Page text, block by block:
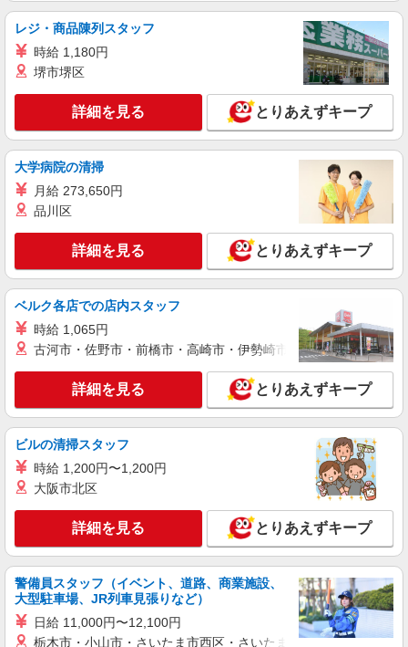
分） ※6回目以降は1回6,000円支給 ▼下記別途支
給 通勤手当 年末年始手当：380円/時 寸志あり：
年2回（6月・12月） ※業績による 特別報酬：平
均34.1万円（最高額135万円） ※2025年6月支給実
績 ※処遇改善手当は試用期間中(3ヶ月)は支給なし
埼玉県川口市南町2-8-29
キープ 詳細を見る
契約社員
川口元郷ショートステイそよ風：RO14910
ショートステイ 介護スタッフ
【月給】265,920円〜295,920円 ▼給与詳細 処
遇改善手当：35,920円 夜勤手当：30,000円（5回
給 通勤手当 年末年始手当：380円/時 寸志あり：
年2回（6月・12月） ※業績による 特別報酬：平
均34.1万円（最高額135万円） ※2025年6月支給実
績 ※処遇改善手当は試用期間中(3ヶ月)は支給なし
詳細を見る
契約社員
そよ風定期巡回 かわぐち：RO13602
【月給】295,800円〜310,240円 ▼給与詳細 処
遇改善手当：34,320円 ▼下記別途支給 通勤手当
夜勤手当:6,000円/回 年末年始手当：380円/時
※12/300時〜1/324時 昇給年1回（4月） 寸志あ
り：年2回（6月・12月） ※業績による 特別報
酬：平均11.6万円（最高額90万円） ※2025年6月
支給実績 ※処遇改善手当は試用期間中(3ヶ月)は支
埼玉県川口市南鳩ヶ谷3‐6‐4
キープ 詳細を見る
パート
川口元郷ショートステイそよ風：RO14754
【時給】1,470円〜 ▼給与詳細 処遇改善手
当：220円/時 夜勤手当:6,000円/回 ▼下記別途支給
通勤手当 年末年始手当：380円/時 寸志あり：年2
回（6月・12月） ※業績による ※処遇改善手当は
試用期間中(3ヶ月)は支給なし
埼玉県川口市元郷4丁目8-22
キープ 詳細を見る
レジ・商品陳列スタッフ
時給 1,180円
堺市堺区
詳細を見る とりあえずキープ
大学病院の清掃
月給 273,650円
品川区
詳細を見る とりあえずキープ
ベルク各店での店内スタッフ
時給 1,065円
古河市・佐野市・前橋市・高崎市・伊勢崎市・太田市・館林市
詳細を見る とりあえずキープ
ビルの清掃スタッフ
時給 1,200円〜1,200円
大阪市北区
詳細を見る とりあえずキープ
警備員スタッフ（イベント、道路、商業施設、
大型駐車場、JR列車見張りなど）
日給 11,000円〜12,100円
栃木市・小山市・さいたま市西区・さいたま市岩槻区・久喜市・